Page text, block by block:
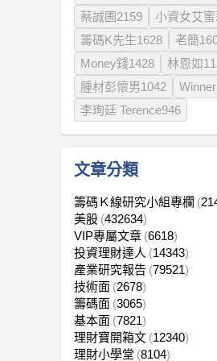
蔡誠圃2159
小資女艾
籌碼K先生1628
老簡
Money錢1428
林恩如
腫材彭懷男1042
李珣廷 Terence946
文章分類
籌碼Ｋ線研究小組專欄
美股 432634
VIP專屬文章 6618
投資理財達人
14343
產業研究報告 79521
技術面 2678
籌碼面 3065
基本面 7821
理財寶開箱文 12340
理財小學堂 8104